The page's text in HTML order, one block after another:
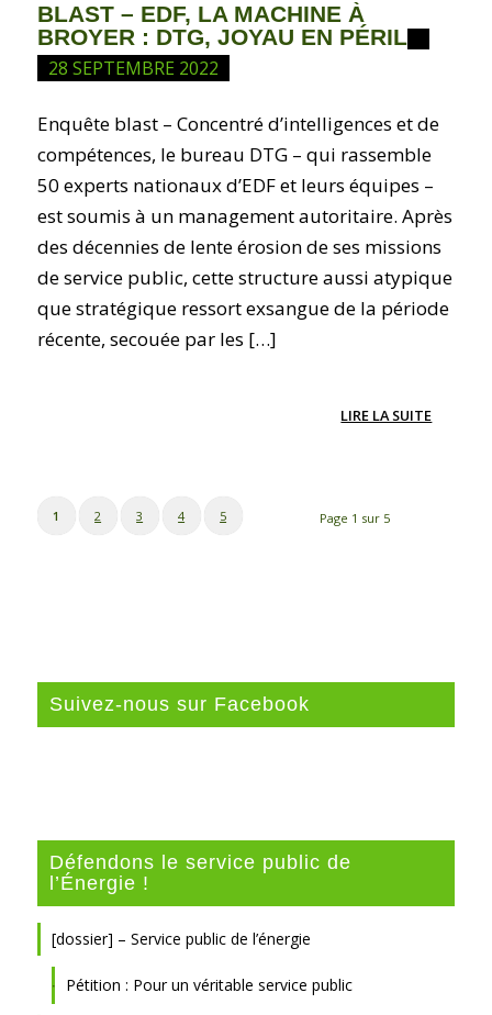
BLAST – EDF, LA MACHINE À
BROYER : DTG, JOYAU EN PÉRIL
28 SEPTEMBRE 2022
Enquête blast – Concentré d’intelligences et de
compétences, le bureau DTG – qui rassemble
50 experts nationaux d’EDF et leurs équipes –
est soumis à un management autoritaire. Après
des décennies de lente érosion de ses missions
de service public, cette structure aussi atypique
que stratégique ressort exsangue de la période
récente, secouée par les […]
LIRE LA SUITE
Page 1 sur 5
1 2 3 4 5
Suivez-nous sur Facebook
Défendons le service public de
l’Énergie !
[dossier] – Service public de l’énergie
Pétition : Pour un véritable service public